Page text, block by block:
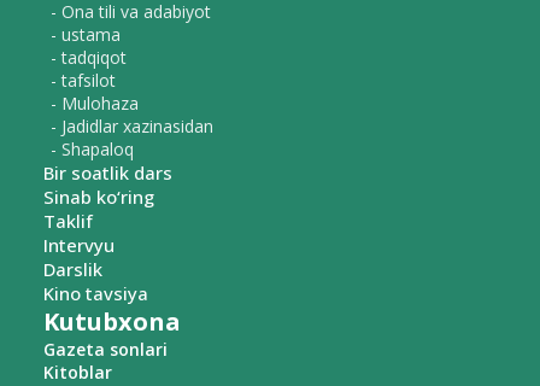
- Ona tili va adabiyot
- ustama
- tadqiqot
- tafsilot
- Mulohaza
- Jadidlar xazinasidan
- Shapaloq
Bir soatlik dars
Sinab ko‘ring
Taklif
Intervyu
Darslik
Kino tavsiya
Kutubxona
Gazeta sonlari
Kitoblar